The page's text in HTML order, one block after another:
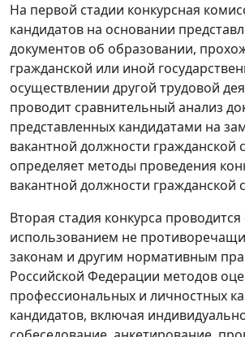
На первой стадии конкурсная
кандидатов на основании
документов об образовании,
гражданской или иной
осуществлении другой трудовой
проводит сравнительный анализ
представленных кандидатами на
вакантной должности гражданской
определяет методы проведения
вакантной должности гражданской
Вторая стадия конкурса проводится
использованием не
законам и другим нормативным
Российской Федерации методов
профессиональных и личностных
кандидатов, включая